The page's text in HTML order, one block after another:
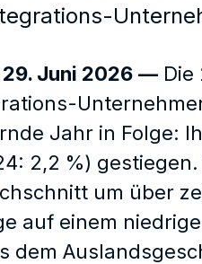
Juni 2026 —Die
Jahr in Folge:
2,2 %)
um über
auf einem
dem